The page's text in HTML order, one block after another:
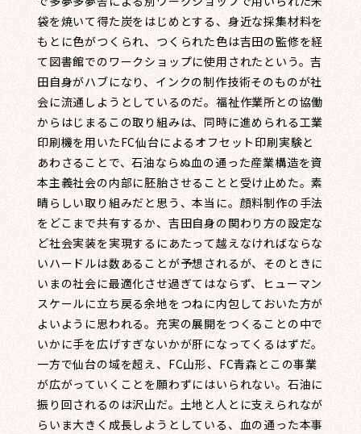
袋を焼いて得た炭をはじめとする、身近な採集材料を
もとに色がつくられ、つくられた色は吉田の監修を経
て図書館でのワークショップに使用されたという。吉
田自身がハブになり、インクの制作技術そのものが社
会に流通しようとしているのだ。福祉作業所との協働
からはじまるこの取り組みは、同時に進められる工業
印刷機を用いたFC仙台によるオフセット印刷実験と
あわさることで、石油ならぬ血の通った産業構造を資
本主義社会の内部に胚胎させることと受け止めた。素
晴らしい取り組みだと思う、本当に。顔料制作の手法
をどこまで共有するか、吉田自身の関わり方の設定な
ど社会実装を実現するにあたって越えなければならな
いハードルは数あることが予想されるが、そのときに
いまの社会に最適化させ過ぎてはならず、ヒューマン
スケールに立ち戻る余地をつねに内包しておいた方が
よいように思われる。充実の展開をつくることの中で
いかに手を広げすぎないかが肝になってくるはずだ。
一方で仙台の域を超え、FC山形、FC青森とこの事業
が広がっていくことを願わずにはいられない。石油に
振り回されるのは沢山だ。土地と人とに支えられなが
らいま大きく成長しようとしている、血の通った本事